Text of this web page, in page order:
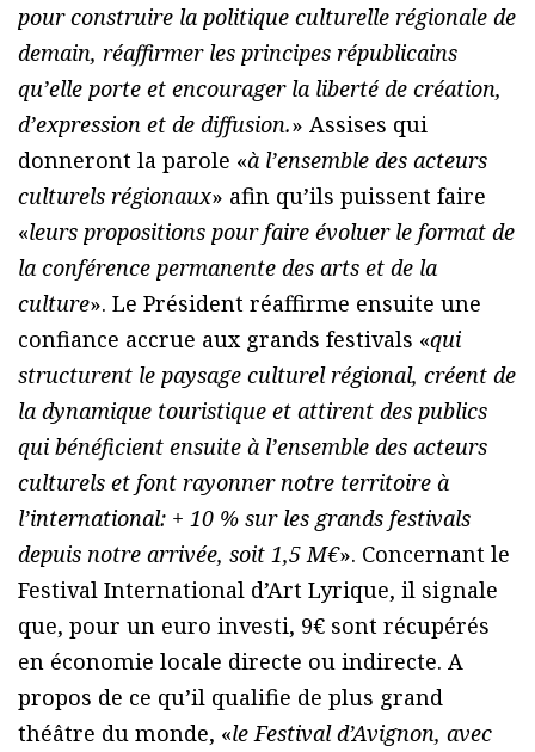
pour construire la politique culturelle régionale de
demain, réaffirmer les principes républicains
qu’elle porte et encourager la liberté de création,
d’expression et de diffusion.» Assises qui
donneront la parole «à l’ensemble des acteurs
culturels régionaux» afin qu’ils puissent faire
«leurs propositions pour faire évoluer le format de
la conférence permanente des arts et de la
culture». Le Président réaffirme ensuite une
confiance accrue aux grands festivals «qui
structurent le paysage culturel régional, créent de
la dynamique touristique et attirent des publics
qui bénéficient ensuite à l’ensemble des acteurs
culturels et font rayonner notre territoire à
l’international: + 10 % sur les grands festivals
depuis notre arrivée, soit 1,5 M€». Concernant le
Festival International d’Art Lyrique, il signale
que, pour un euro investi, 9€ sont récupérés
en économie locale directe ou indirecte. A
propos de ce qu’il qualifie de plus grand
théâtre du monde, «le Festival d’Avignon, avec